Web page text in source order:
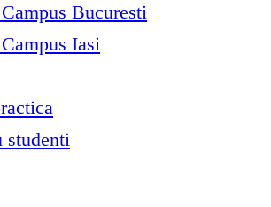
Bucuresti
Iasi
studenti